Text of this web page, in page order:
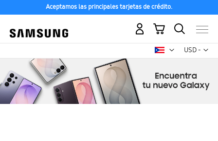
Aceptamos las principales tarjetas de crédito.
USD -
dólar
Mi carrito